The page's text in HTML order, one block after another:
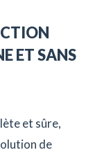
ET SANS
et sûre,
de